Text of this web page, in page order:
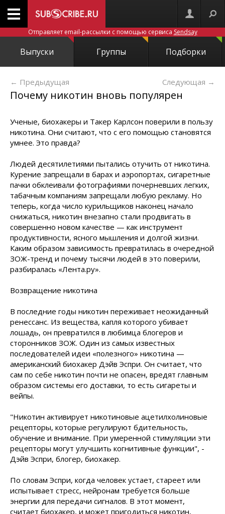
Отправляет email-рассылки с помощью сервиса Sendsay
Выпуски Группы Подборки
← Предыдущая Следующая →
Почему никотин вновь популярен
Ученые, биохакеры и Такер Карлсон поверили в пользу
никотина. Они считают, что с его помощью становятся
умнее. Это правда?
Людей десятилетиями пытались отучить от никотина.
Курение запрещали в барах и аэропортах, сигаретные
пачки обклеивали фотографиями почерневших легких,
табачным компаниям запрещали любую рекламу. Но
теперь, когда число курильщиков наконец начало
снижаться, никотин внезапно стали продвигать в
совершенно новом качестве — как инструмент
продуктивности, ясного мышления и долгой жизни.
Каким образом зависимость превратилась в очередной
ЗОЖ-тренд и почему тысячи людей в это поверили,
разбиралась «Лента.ру».
Возвращение никотина
В последние годы никотин переживает неожиданный
ренессанс. Из вещества, капля которого убивает
лошадь, он превратился в любимца блогеров и
сторонников ЗОЖ. Один из самых известных
последователей идеи «полезного» никотина —
американский биохакер Дэйв Эспри. Он считает, что
сам по себе никотин почти не опасен, вредят главным
образом системы его доставки, то есть сигареты и
вейпы.
"Никотин активирует никотиновые ацетилхолиновые
рецепторы, которые регулируют бдительность,
обучение и внимание. При умеренной стимуляции эти
рецепторы могут улучшить когнитивные функции", -
Дэйв Эспри, блогер, биохакер.
По словам Эспри, когда человек устает, стареет или
испытывает стресс, нейронам требуется больше
энергии для передачи сигналов. В этот момент,
считает биохакер, и может пригодиться никотин,